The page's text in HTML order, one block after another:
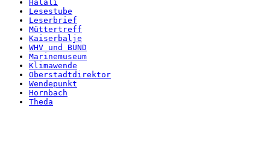
Halali
Lesestube
Leserbrief
Müttertreff
Kaiserbalje
WHV und BUND
Marinemuseum
Klimawende
Oberstadtdirektor
Wendepunkt
Hornbach
Theda